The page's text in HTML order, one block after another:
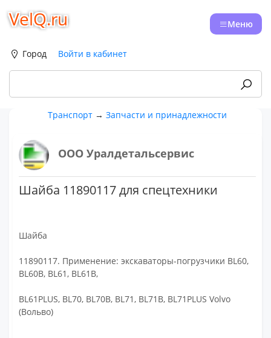
VelQ.ru Меню
Город Войти в кабинет
Транспорт →Запчасти и принадлежности
ООО Уралдетальсервис
Шайба 11890117 для спецтехники
Шайба
11890117. Применение: экскаваторы-погрузчики BL60,
BL60B, BL61, BL61B,
BL61PLUS, BL70, BL70B, BL71, BL71B, BL71PLUS Volvo
(Вольво)